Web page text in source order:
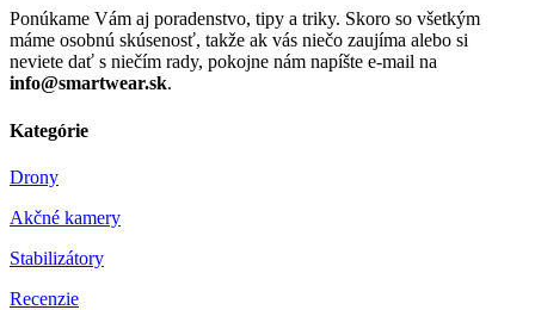
Ponúkame Vám aj poradenstvo, tipy a triky. Skoro so všetkým
máme osobnú skúsenosť, takže ak vás niečo zaujíma alebo si
neviete dať s niečím rady, pokojne nám napíšte e-mail na
info@smartwear.sk.
Kategórie
Drony
Akčné kamery
Stabilizátory
Recenzie